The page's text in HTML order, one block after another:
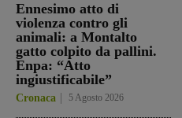
Ennesimo atto di
violenza contro gli
animali: a Montalto
gatto colpito da pallini.
Enpa: “Atto
ingiustificabile”
Cronaca 5 Agosto 2026